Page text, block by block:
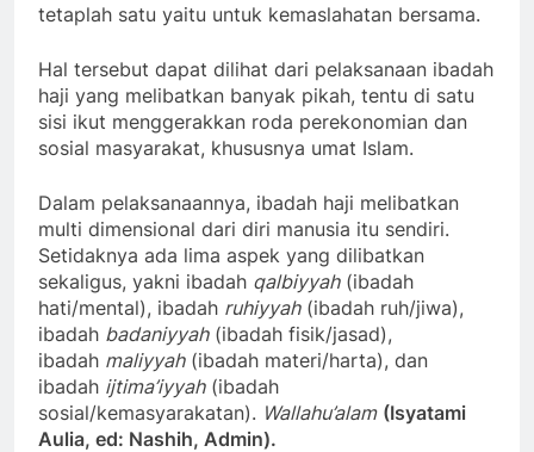
tetaplah satu yaitu untuk kemaslahatan bersama.
Hal tersebut dapat dilihat dari pelaksanaan ibadah
haji yang melibatkan banyak pikah, tentu di satu
sisi ikut menggerakkan roda perekonomian dan
sosial masyarakat, khususnya umat Islam.
Dalam pelaksanaannya, ibadah haji melibatkan
multi dimensional dari diri manusia itu sendiri.
Setidaknya ada lima aspek yang dilibatkan
sekaligus, yakni ibadah qalbiyyah(ibadah
hati/mental), ibadah ruhiyyah(ibadah ruh/jiwa),
ibadah badaniyyah(ibadah fisik/jasad),
ibadah maliyyah(ibadah materi/harta), dan
ibadah ijtima’iyyah(ibadah
sosial/kemasyarakatan). Wallahu’alam (Isyatami
Aulia, ed: Nashih, Admin).